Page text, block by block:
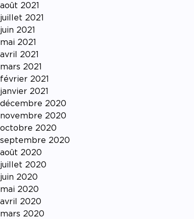
août 2021
juillet 2021
juin 2021
mai 2021
avril 2021
mars 2021
février 2021
janvier 2021
décembre 2020
novembre 2020
octobre 2020
septembre 2020
août 2020
juillet 2020
juin 2020
mai 2020
avril 2020
mars 2020